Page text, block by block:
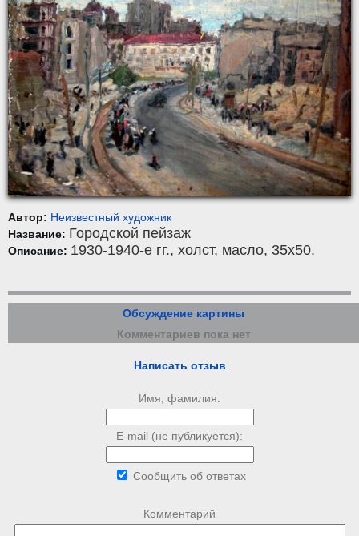
Автор: Неизвестный художник
Название: Городской пейзаж
Описание: 1930-1940-е гг., холст, масло, 35x50.
Обсуждение картины
Комментариев пока нет
Написать отзыв
Имя, фамилия:
E-mail (не публикуется):
Сообщить об ответах
Комментарий